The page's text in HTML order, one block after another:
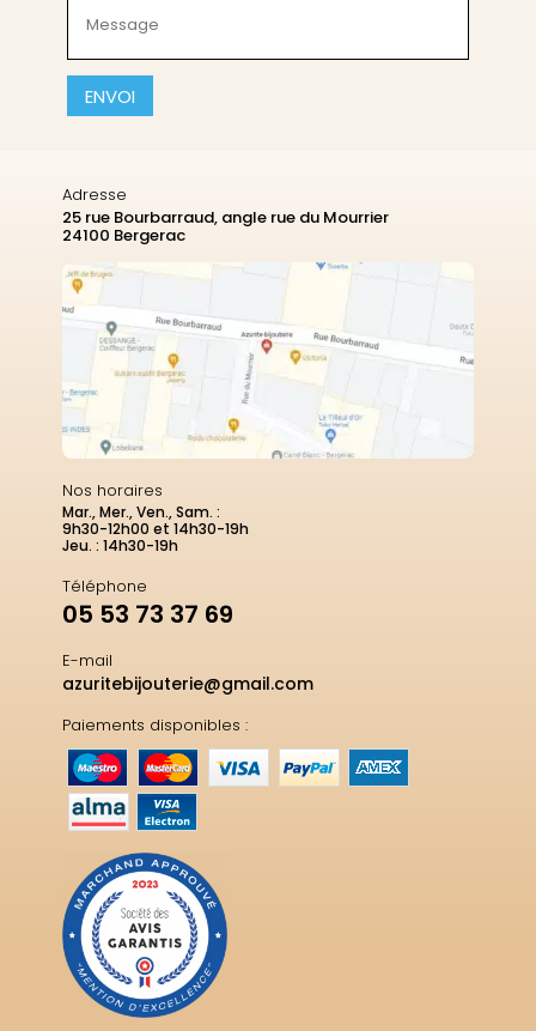
(Nécessaire)
CAPTCHA
Adresse
25 rue Bourbarraud, angle rue du Mourrier
24100 Bergerac
Nos horaires
Mar., Mer., Ven., Sam. :
9h30-12h00 et 14h30-19h
Jeu. : 14h30-19h
Téléphone
05 53 73 37 69
E-mail
azuritebijouterie@gmail.com
Paiements disponibles :